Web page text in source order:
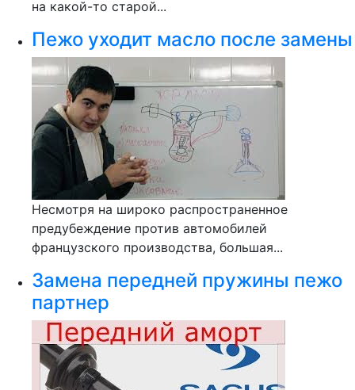
на какой-то старой...
Пежо уходит масло после замены
Несмотря на широко распространенное
предубеждение против автомобилей
французского производства, большая...
Замена передней пружины пежо
партнер